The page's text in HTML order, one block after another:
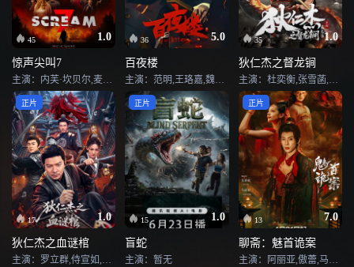
45 1.0
惊声尖叫7
主演：内芙·坎贝尔,麦肯娜·格瑞丝,马修·里沃德,安娜·坎普,吉米·塔特罗,乔尔·麦克哈尔,柯特妮·考克斯,罗格·杰克逊,艾米·彭伯顿,大卫·阿奎特,马克·康苏斯,贾思敏·萨沃伊·布朗,伊桑·恩布里,梅森·古丁,伊莎贝尔·梅,塞莱斯特·奥康纳,维克托·特平,萨姆·雷希纳,米歇尔·兰道夫,斯科特·弗利,阿萨·格尔曼,Scott·Allen·Frederick,Josh·Thrower,Cyle·Winters
36 5.0
百夜楼
主演：范明,王珞嘉,魏晓璇,楼南光,九孔
35 1.0
狄仁杰之督龙锏
主演：杜奕衡,张雪菡,张珹朗
17 1.0
正片
狄仁杰之血谜棺
主演：罗立群,侍宣如,杜奕衡,陈心怡,刘芯予
15 1.0
正片
盲蛇
主演：暂无
13 7.0
正片
聊斋：魅首诡案
主演：阿丽亚,傲蕾,马丽亚,郭绅钰